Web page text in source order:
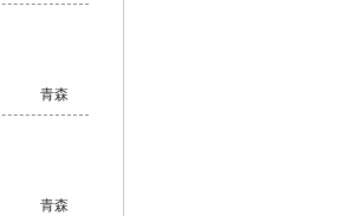
青森
青森